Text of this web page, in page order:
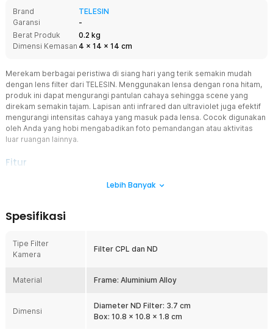
Brand
TELESIN
Garansi
-
Berat Produk
0.2 kg
Dimensi Kemasan 4 x 14 x 14 cm
Merekam berbagai peristiwa di siang hari yang terik semakin mudah
dengan lens filter dari TELESIN. Menggunakan lensa dengan rona hitam,
produk ini dapat mengurangi pantulan cahaya sehingga scene yang
direkam semakin tajam. Lapisan anti infrared dan ultraviolet juga efektif
mengurangi intensitas cahaya yang masuk pada lensa. Cocok digunakan
oleh Anda yang hobi mengabadikan foto pemandangan atau aktivitas
luar ruangan lainnya.
Fitur
berfungsi untuk mengurangi intensitas cahaya yang masuk pada
memiliki kontras yang kaya. Lensa ini juga cocok digunakan untuk
mengurangi blur saat touring menggunakan sepeda, motor, hingga
Filter CPL
mengganggu tidak lagi mustahil dengan filter CPL dari TELESIN.
Filter ini dapat mengurangi pantulan cahaya pada air, metal, atau
Lebih Banyak
Spesifikasi
Tipe Filter
Kamera
Filter CPL dan ND
Material Frame: Aluminium Alloy
Dimensi
Diameter ND Filter: 3.7 cm
Box: 10.8 x 10.8 x 1.8 cm